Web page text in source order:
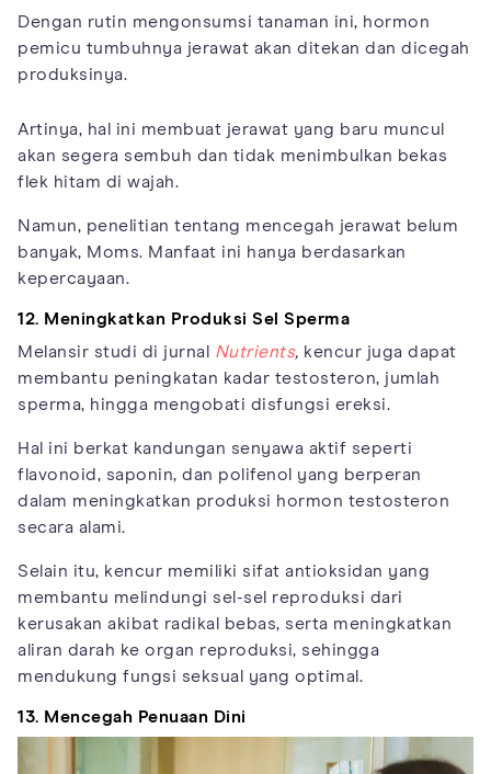
Dengan rutin mengonsumsi tanaman ini, hormon
pemicu tumbuhnya jerawat akan ditekan dan dicegah
produksinya.
Artinya, hal ini membuat jerawat yang baru muncul
akan segera sembuh dan tidak menimbulkan bekas
flek hitam di wajah.
Namun, penelitian tentang mencegah jerawat belum
banyak, Moms. Manfaat ini hanya berdasarkan
kepercayaan.
12. Meningkatkan Produksi Sel Sperma
Melansir studi di jurnal Nutrients, kencur juga dapat
membantu peningkatan kadar testosteron, jumlah
sperma, hingga mengobati disfungsi ereksi.
Hal ini berkat kandungan senyawa aktif seperti
flavonoid, saponin, dan polifenol yang berperan
dalam meningkatkan produksi hormon testosteron
secara alami.
Selain itu, kencur memiliki sifat antioksidan yang
membantu melindungi sel-sel reproduksi dari
kerusakan akibat radikal bebas, serta meningkatkan
aliran darah ke organ reproduksi, sehingga
mendukung fungsi seksual yang optimal.
13. Mencegah Penuaan Dini